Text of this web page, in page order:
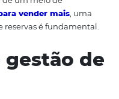
tornar o processo
um sistema de
do andamento das
fotos, gestão de